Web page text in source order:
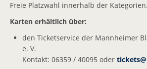
Freie Platzwahl innerhalb der Kategorien.
Karten erhältlich über:
den Ticketservice der Mannheimer
e. V.
Kontakt: 06359 / 40095 oder tickets@